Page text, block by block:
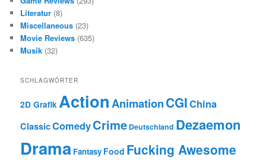
Literatur (8)
Miscellaneous (23)
Movie Reviews (635)
Musik (32)
SCHLAGWÖRTER
2D Grafik ActionAnimationCGIChina
ClassicComedyCrime Deutschland Dezaemon
Drama Fantasy Food Fucking Awesome